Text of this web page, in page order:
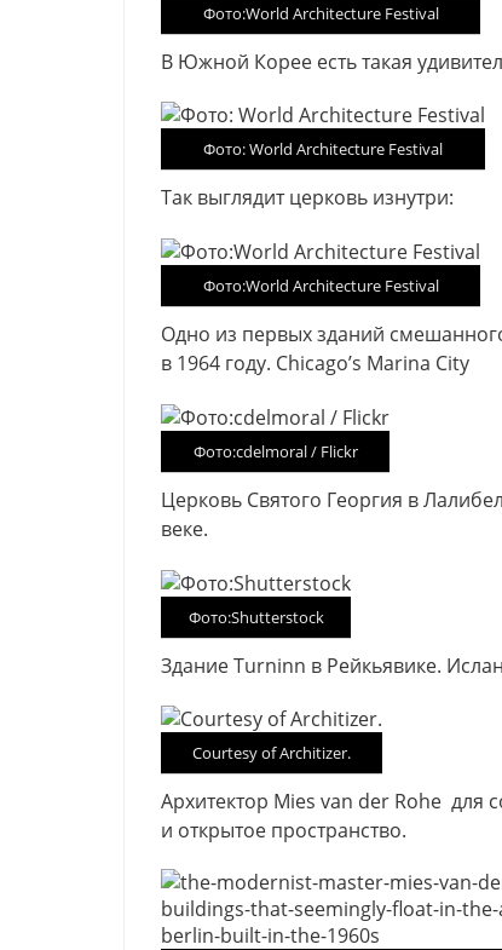
Фото:World Architecture Festival
В Южной Корее есть такая
Фото: World Architecture Festival
Так выглядит церковь изнутри:
Фото:World Architecture Festival
Одно из первых зданий
в 1964 году. Chicago’s Marina City
Фото:cdelmoral / Flickr
Церковь Святого Георгия в
веке.
Фото:Shutterstock
Здание Turninn в Рейкьявике.
Courtesy of Architizer.
Архитектор Mies van der Rohe для
и открытое пространство.